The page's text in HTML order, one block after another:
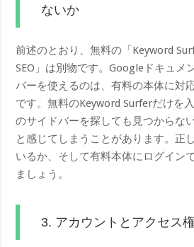
ないか
前述のとおり、無料の「Keyword
SEO」は別物です。Googleドキュメ
バーを使えるのは、有料の本体に対
です。無料のKeyword Surferだけを
のサイドバーを探しても見つからな
と感じてしまうことがあります。正
いるか、そして有料本体にログイン
ましょう。
3. アカウントとアクセス